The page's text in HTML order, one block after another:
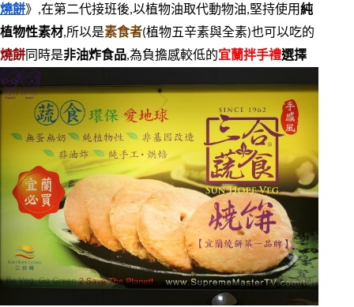
燒餅》,在第二代接班後,以植物油取代動物油,堅持使用純
植物性素材,所以是素食者(植物五辛素與全素)也可以吃的
燒餅 同時是非油炸食品,為負擔感較低的宜蘭拌手禮選擇